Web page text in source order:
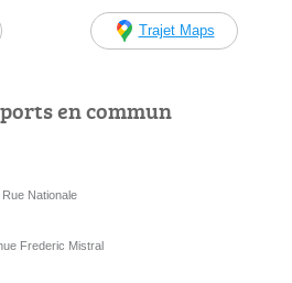
Trajet Maps
en commun
Nationale
Frederic Mistral